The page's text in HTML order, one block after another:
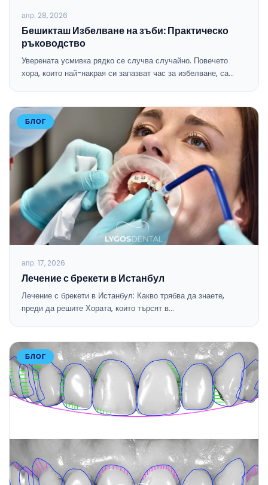
апр. 28, 2026
Бешикташ Избелване на зъби: Практическо
ръководство
Уверената усмивка рядко се случва случайно. Повечето
хора, които най-накрая си запазват час за избелване, са…
БЛОГ
апр. 17, 2026
Лечение с брекети в Истанбул
Лечение с брекети в Истанбул: Какво трябва да знаете,
преди да решите Хората, които търсят в…
БЛОГ